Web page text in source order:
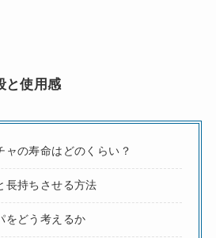
と使用感
ャの寿命はどのくらい？
長持ちさせる方法
をどう考えるか